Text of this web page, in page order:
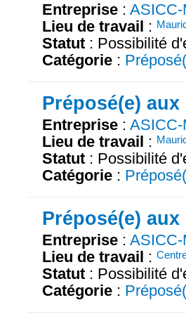
Entreprise : ASICC-
Lieu de travail :
Statut : Possibilité
Catégorie :
Préposé(e)
Entreprise : ASICC-
Lieu de travail :
Statut : Possibilité
Catégorie :
Préposé(e)
Entreprise : ASICC-
Lieu de travail :
Statut : Possibilité
Catégorie :